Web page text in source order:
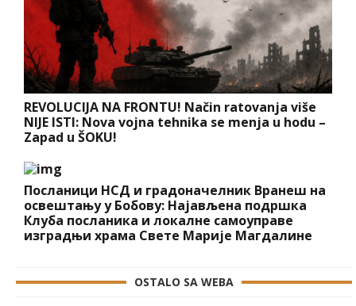
REVOLUCIJA NA FRONTU! Način ratovanja više
NIJE ISTI: Nova vojna tehnika se menja u hodu –
Zapad u ŠOKU!
Посланици НСД и градоначелник Вранеш на
освештању у Бобову: Најављена подршка
Клуба посланика и локалне самоуправе
изградњи храма Свете Марије Магдалине
OSTALO SA WEBA